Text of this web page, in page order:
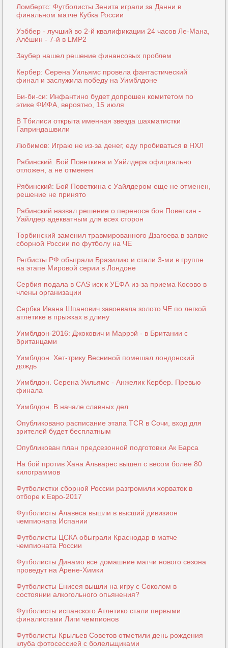
Ломбертс: Футболисты Зенита играли за Данни в
финальном матче Кубка России
Уэббер - лучший во 2-й квалификации 24 часов Ле-Мана,
Алёшин - 7-й в LMP2
Заубер нашел решение финансовых проблем
Кербер: Серена Уильямс провела фантастический
финал и заслужила победу на Уимблдоне
Би-би-си: Инфантино будет допрошен комитетом по
этике ФИФА, вероятно, 15 июля
В Тбилиси открыта именная звезда шахматистки
Гаприндашвили
Любимов: Играю не из-за денег, еду пробиваться в НХЛ
Рябинский: Бой Поветкина и Уайлдера официально
отложен, а не отменен
Рябинский: Бой Поветкина с Уайлдером еще не отменен,
решение не принято
Рябинский назвал решение о переносе боя Поветкин -
Уайлдер адекватным для всех сторон
Торбинский заменил травмированного Дзагоева в заявке
сборной России по футболу на ЧЕ
Регбисты РФ обыграли Бразилию и стали 3-ми в группе
на этапе Мировой серии в Лондоне
Сербия подала в CAS иск к УЕФА из-за приема Косово в
члены организации
Сербка Ивана Шпанович завоевала золото ЧЕ по легкой
атлетике в прыжках в длину
Уимблдон-2016: Джокович и Маррэй - в Британии с
британцами
Уимблдон. Хет-трику Весниной помешал лондонский
дождь
Уимблдон. Серена Уильямс - Анжелик Кербер. Превью
финала
Уимблдон. В начале славных дел
Опубликовано расписание этапа TCR в Сочи, вход для
зрителей будет бесплатным
Опубликован план предсезонной подготовки Ак Барса
На бой против Хана Альварес вышел с весом более 80
килограммов
Футболистки сборной России разгромили хорваток в
отборе к Евро-2017
Футболисты Алавеса вышли в высший дивизион
чемпионата Испании
Футболисты ЦСКА обыграли Краснодар в матче
чемпионата России
Футболисты Динамо все домашние матчи нового сезона
проведут на Арене-Химки
Футболисты Енисея вышли на игру с Соколом в
состоянии алкогольного опьянения?
Футболисты испанского Атлетико стали первыми
финалистами Лиги чемпионов
Футболисты Крыльев Советов отметили день рождения
клуба фотосессией с болельщиками